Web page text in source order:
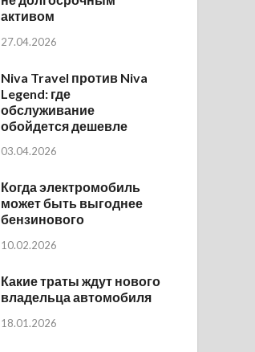
активом
27.04.2026
Niva Travel против Niva
Legend: где
обслуживание
обойдется дешевле
03.04.2026
Когда электромобиль
может быть выгоднее
бензинового
10.02.2026
Какие траты ждут нового
владельца автомобиля
18.01.2026